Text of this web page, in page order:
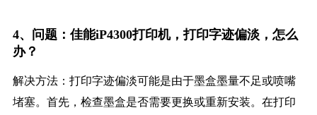
4、问题：佳能iP4300打印机，打印字迹偏淡，怎么
办？
解决方法：打印字迹偏淡可能是由于墨盒墨量不足或喷嘴
堵塞。首先，检查墨盒是否需要更换或重新安装。在打印